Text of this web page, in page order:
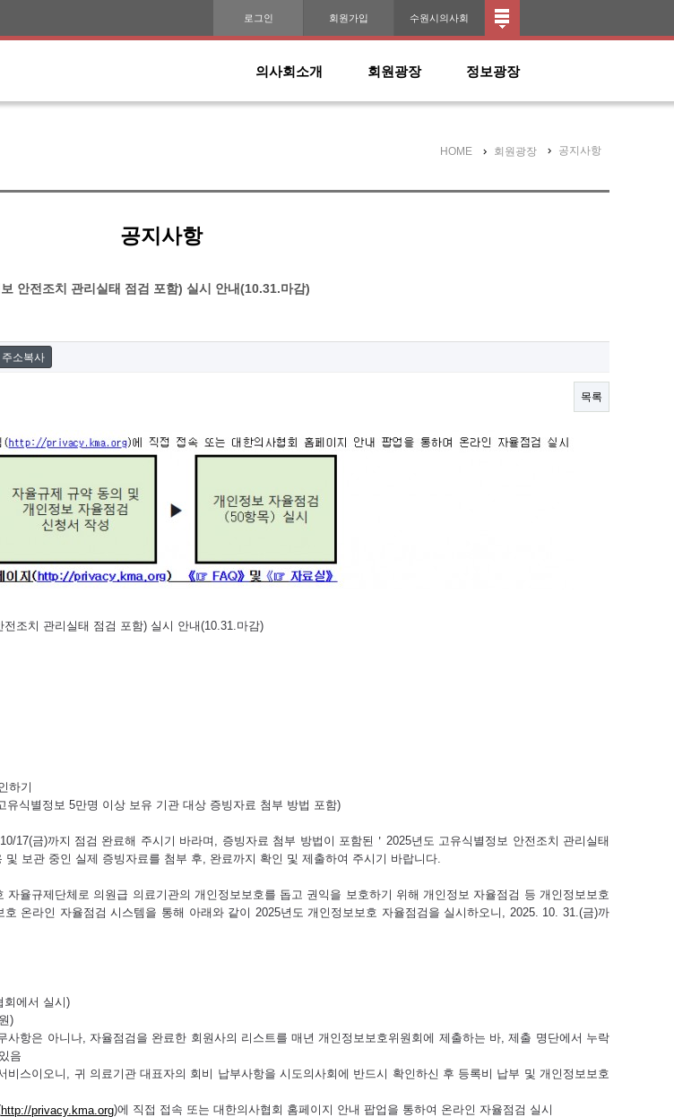
로그인 회원가입 수원시의사회
의사회소개 회원광장 정보광장
HOME 회원광장 공지사항
공지사항
안전조치 관리실태 점검 포함) 실시 안내(10.31.마감)
주소복사
목록
조치 관리실태 점검 포함) 실시 안내(10.31.마감)
하기
식별정보 5만명 이상 보유 기관 대상 증빙자료 첨부 방법 포함)
17(금)까지 점검 완료해 주시기 바라며, 증빙자료 첨부 방법이 포함된＇2025년도 고유식별정보 안전조치 관리실태
보관 중인 실제 증빙자료를 첨부 후, 완료까지 확인 및 제출하여 주시기 바랍니다.
율규제단체로 의원급 의료기관의 개인정보보호를 돕고 권익을 보호하기 위해 개인정보 자율점검 등 개인정보보호
온라인 자율점검 시스템을 통해 아래와 같이 2025년도 개인정보보호 자율점검을 실시하오니, 2025. 10. 31.(금)까
회에서 실시)
)
항은 아니나, 자율점검을 완료한 회원사의 리스트를 매년 개인정보보호위원회에 제출하는 바, 제출 명단에서 누락
음
스이오니, 귀 의료기관 대표자의 회비 납부사항을 시도의사회에 반드시 확인하신 후 등록비 납부 및 개인정보보호
http://privacy.kma.org)에 직접 접속 또는 대한의사협회 홈페이지 안내 팝업을 통하여 온라인 자율점검 실시